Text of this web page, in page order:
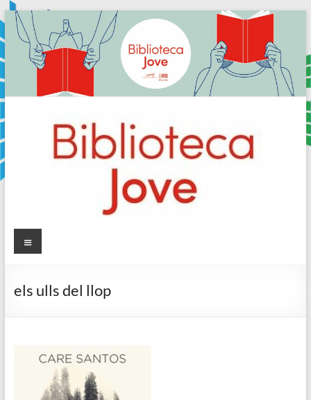
Skip
content
Sala
Biblioteca
Menú
els ulls del llop